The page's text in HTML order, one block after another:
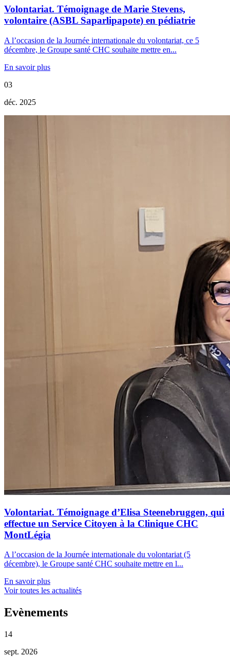
Volontariat. Témoignage de Marie Stevens,
volontaire (ASBL Saparlipapote) en pédiatrie
A l’occasion de la Journée internationale du volontariat, ce 5
décembre, le Groupe santé CHC souhaite mettre en...
En savoir plus
03
déc. 2025
Volontariat. Témoignage d’Elisa Steenebruggen, qui
effectue un Service Citoyen à la Clinique CHC
MontLégia
A l’occasion de la Journée internationale du volontariat (5
décembre), le Groupe santé CHC souhaite mettre en l...
En savoir plus
Voir toutes les actualités
Evènements
14
sept. 2026